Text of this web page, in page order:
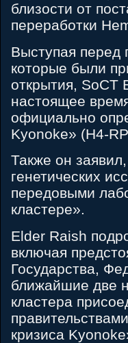
близости от
переработки
Выступая перед
которые были
открытия, SoCT
настоящее
официально
Kyonoke» (H4-
Также он
генетических
передовыми
кластере».
Elder Raish
включая
Государства,
ближайшие две
кластера
кризиса